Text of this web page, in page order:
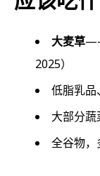
大麦草
2025）
低脂乳品
大部分蔬
全谷物，